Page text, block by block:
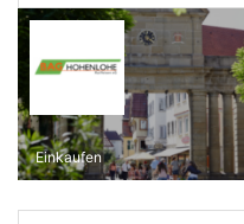
Einkaufen